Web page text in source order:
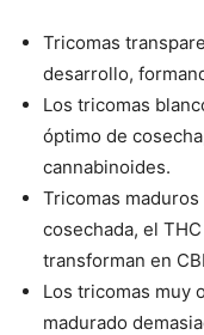
Tricomas
desarrollo,
Los tricomas
óptimo de
cannabinoides.
Tricomas
cosechada, el
transforman en
Los tricomas muy
madurado